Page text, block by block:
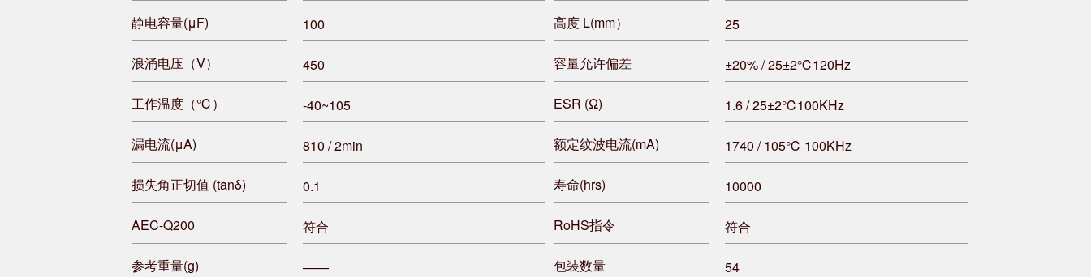
静电容量(μF) 100 高度 L(mm） 25
浪涌电压（V） 450 容量允许偏差 ±20% / 25±2℃120Hz
工作温度（℃） -40~105 ESR (Ω) 1.6 / 25±2℃100KHz
漏电流(μA) 810 / 2min 额定纹波电流(mA) 1740 / 105℃ 100KHz
损失角正切值 (tanδ) 0.1 寿命(hrs) 10000
AEC-Q200 符合 RoHS指令 符合
参考重量(g) —— 包装数量 54